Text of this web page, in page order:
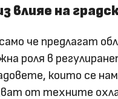
влияе на
че предлагат
роля в
които се
от техните